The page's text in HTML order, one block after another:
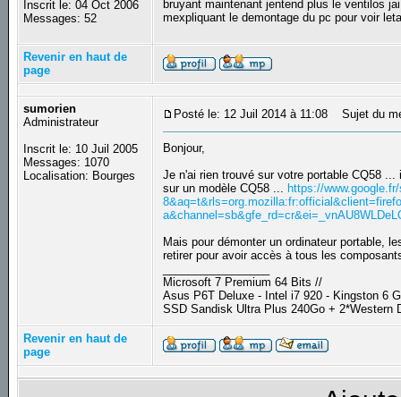
Inscrit le: 04 Oct 2006
Messages: 52
bruyant maintenant jentend plus le ventilos
mexpliquant le demontage du pc pour voir
Revenir en haut de
page
sumorien
Administrateur
Inscrit le: 10 Juil 2005
Messages: 1070
Localisation: Bourges
Posté le: 12 Juil 2014 à 11:08 Sujet du
Bonjour,
Je n'ai rien trouvé sur votre portable CQ58
sur un modèle CQ58 ... https://
Mais pour démonter un ordinateur portable,
retirer pour avoir accès à tous les
Microsoft 7 Premium 64 Bits //
Asus P6T Deluxe - Intel i7 920 - Kingston 6
SSD Sandisk Ultra Plus 240Go + 2*Western
Revenir en haut de
page